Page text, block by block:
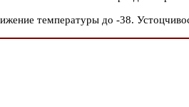
температуры до -38.